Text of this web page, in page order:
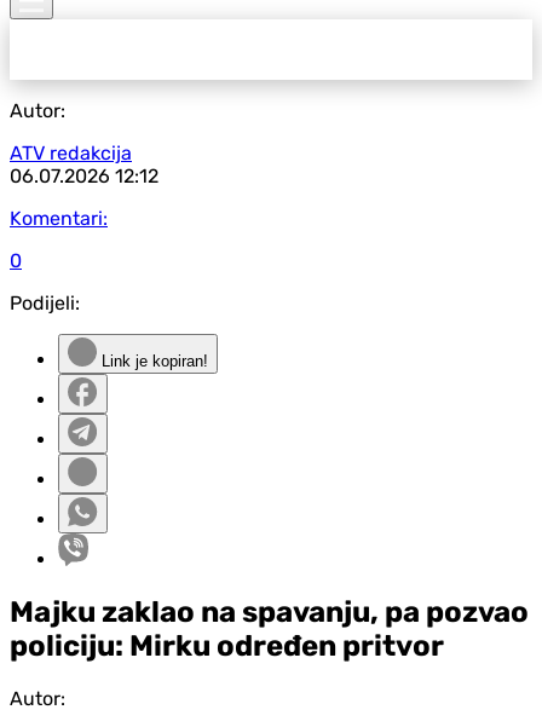
Autor:
ATV redakcija
06.07.2026 12:12
Komentari:
0
Podijeli:
Link je kopiran!
Majku zaklao na spavanju, pa pozvao
policiju: Mirku određen pritvor
Autor: